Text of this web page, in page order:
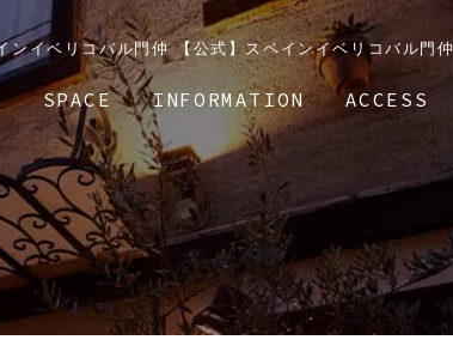
イベリコバル門仲 【公式】スペインイベリコバル門仲
SPACE INFORMATION ACCESS